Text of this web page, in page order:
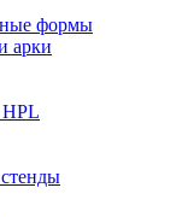
формы
арки
HPL